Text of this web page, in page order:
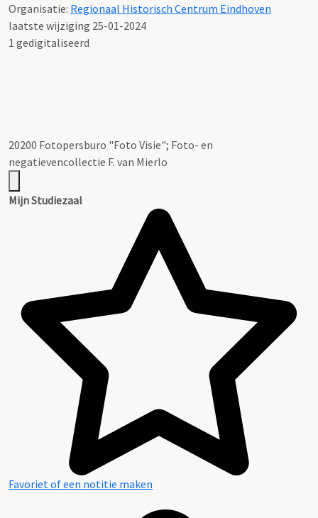
Organisatie: Regionaal Historisch Centrum Eindhoven
laatste wijziging 25-01-2024
1 gedigitaliseerd
20200 Fotopersburo "Foto Visie"; Foto- en
negatievencollectie F. van Mierlo
Mijn Studiezaal
Favoriet of een notitie maken